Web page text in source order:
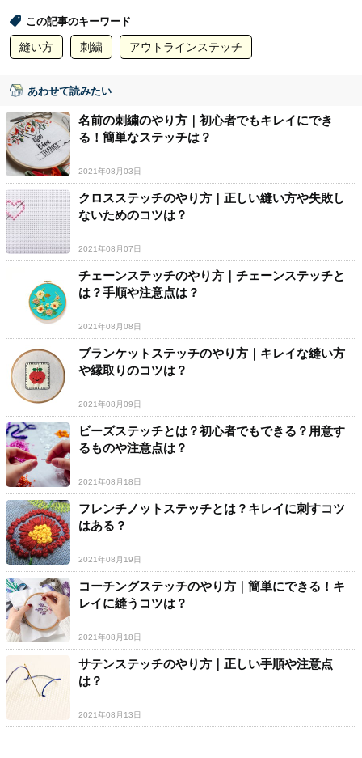
この記事のキーワード
縫い方 刺繍 アウトラインステッチ
あわせて読みたい
名前の刺繍のやり方｜初心者でもキレイにでき
る！簡単なステッチは？
2021年08月03日
クロスステッチのやり方｜正しい縫い方や失敗し
ないためのコツは？
2021年08月07日
チェーンステッチのやり方｜チェーンステッチと
は？手順や注意点は？
2021年08月08日
ブランケットステッチのやり方｜キレイな縫い方
や縁取りのコツは？
2021年08月09日
ビーズステッチとは？初心者でもできる？用意す
るものや注意点は？
2021年08月18日
フレンチノットステッチとは？キレイに刺すコツ
はある？
2021年08月19日
コーチングステッチのやり方｜簡単にできる！キ
レイに縫うコツは？
2021年08月18日
サテンステッチのやり方｜正しい手順や注意点
は？
2021年08月13日